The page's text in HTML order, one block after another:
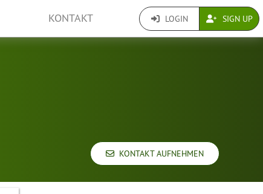
KONTAKT LOGIN SIGN UP
KONTAKT AUFNEHMEN